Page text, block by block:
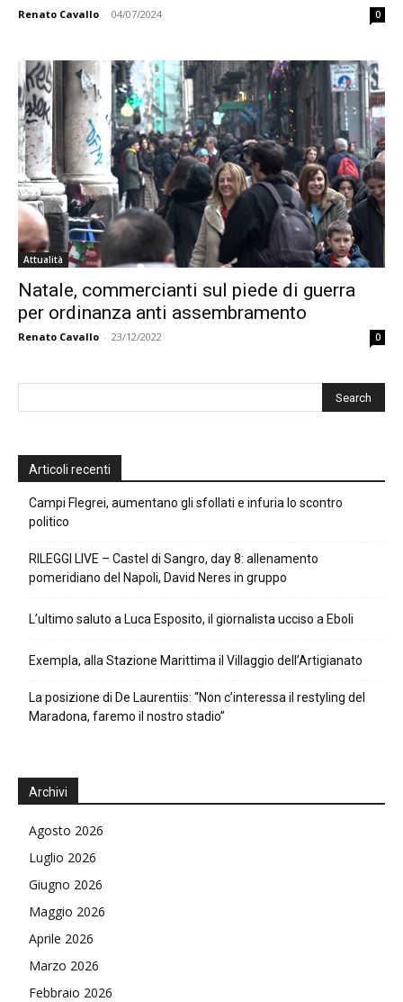
Renato Cavallo - 04/07/2024 0
Attualità
Natale, commercianti sul piede di guerra
per ordinanza anti assembramento
Renato Cavallo - 23/12/2022 0
Articoli recenti
Campi Flegrei, aumentano gli sfollati e infuria lo scontro
politico
RILEGGI LIVE – Castel di Sangro, day 8: allenamento
pomeridiano del Napoli, David Neres in gruppo
L’ultimo saluto a Luca Esposito, il giornalista ucciso a Eboli
Exempla, alla Stazione Marittima il Villaggio dell’Artigianato
La posizione di De Laurentiis: “Non c’interessa il restyling del
Maradona, faremo il nostro stadio”
Archivi
Agosto 2026
Luglio 2026
Giugno 2026
Maggio 2026
Aprile 2026
Marzo 2026
Febbraio 2026